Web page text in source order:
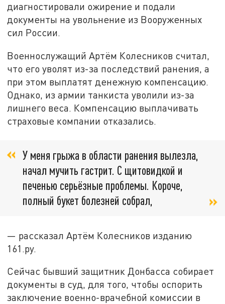
диагностировали ожирение и подали
документы на увольнение из Вооруженных
сил России.
Военнослужащий Артём Колесников считал,
что его уволят из-за последствий ранения, а
при этом выплатят денежную компенсацию.
Однако, из армии танкиста уволили из-за
лишнего веса. Компенсацию выплачивать
страховые компании отказались.
У меня грыжа в области ранения вылезла,
начал мучить гастрит. С щитовидкой и
печенью серьёзные проблемы. Короче,
полный букет болезней собрал,
— рассказал Артём Колесников изданию
161.ру.
Сейчас бывший защитник Донбасса собирает
документы в суд, для того, чтобы оспорить
заключение военно-врачебной комиссии в